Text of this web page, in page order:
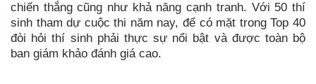
chiến thắng cũng như khả năng cạnh tranh. Với 50 thí
sinh tham dự cuộc thi năm nay, để có mặt trong Top 40
đòi hỏi thí sinh phải thực sự nổi bật và được toàn bộ
ban giám khảo đánh giá cao.